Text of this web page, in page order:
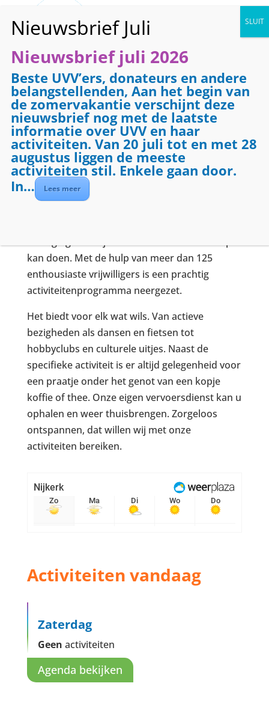
Activiteiten bij het
UVV Nijkerk
Samen actief is samen
gelukkig(er).
De UVV organiseert activiteiten voor senioren
kan doen. Met de hulp van meer dan 125
enthousiaste vrijwilligers is een prachtig
activiteitenprogramma neergezet.
Het biedt voor elk wat wils. Van actieve
bezigheden als dansen en fietsen tot
hobbyclubs en culturele uitjes. Naast de
specifieke activiteit is er altijd gelegenheid voor
een praatje onder het genot van een kopje
koffie of thee. Onze eigen vervoersdienst kan u
ophalen en weer thuisbrengen. Zorgeloos
ontspannen, dat willen wij met onze
activiteiten bereiken.
Activiteiten vandaag
Zaterdag
Geen activiteiten
Agenda bekijken
Nieuwsbrief juli 2026
Beste UVV’ers, donateurs en andere
belangstellenden, Aan het begin van
de zomervakantie verschijnt deze
nieuwsbrief nog met de laatste
informatie over UVV en haar
activiteiten. Van 20 juli tot en met 28
augustus liggen de meeste
activiteiten stil. Enkele gaan door.
In…
Lees meer